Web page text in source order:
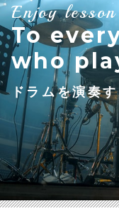
Enjoy lesson
To
who
ドラムを演奏